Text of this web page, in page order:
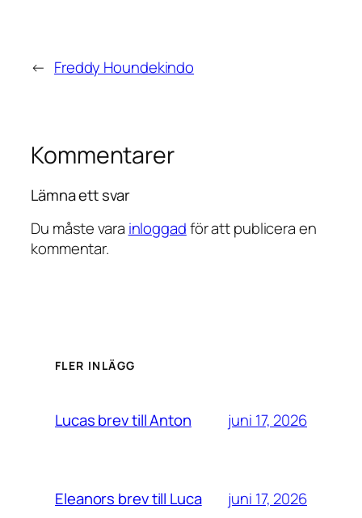
← Freddy Houndekindo
Kommentarer
Lämna ett svar
Du måste vara inloggadför att publicera en
kommentar.
FLER INLÄGG
Lucas brev till Anton juni 17, 2026
Eleanors brev till Luca juni 17, 2026